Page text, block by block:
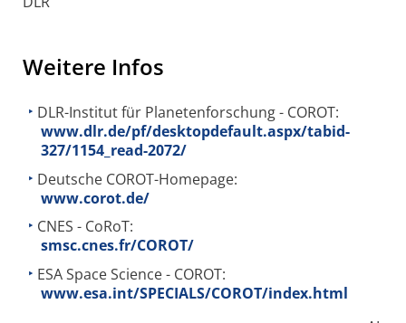
Weitere Infos
DLR-Institut für Planetenforschung - COROT:
www.dlr.de/pf/desktopdefault.aspx/tabid-
327/1154_read-2072/
Deutsche COROT-Homepage:
www.corot.de/
CNES - CoRoT:
smsc.cnes.fr/COROT/
ESA Space Science - COROT:
www.esa.int/SPECIALS/COROT/index.html